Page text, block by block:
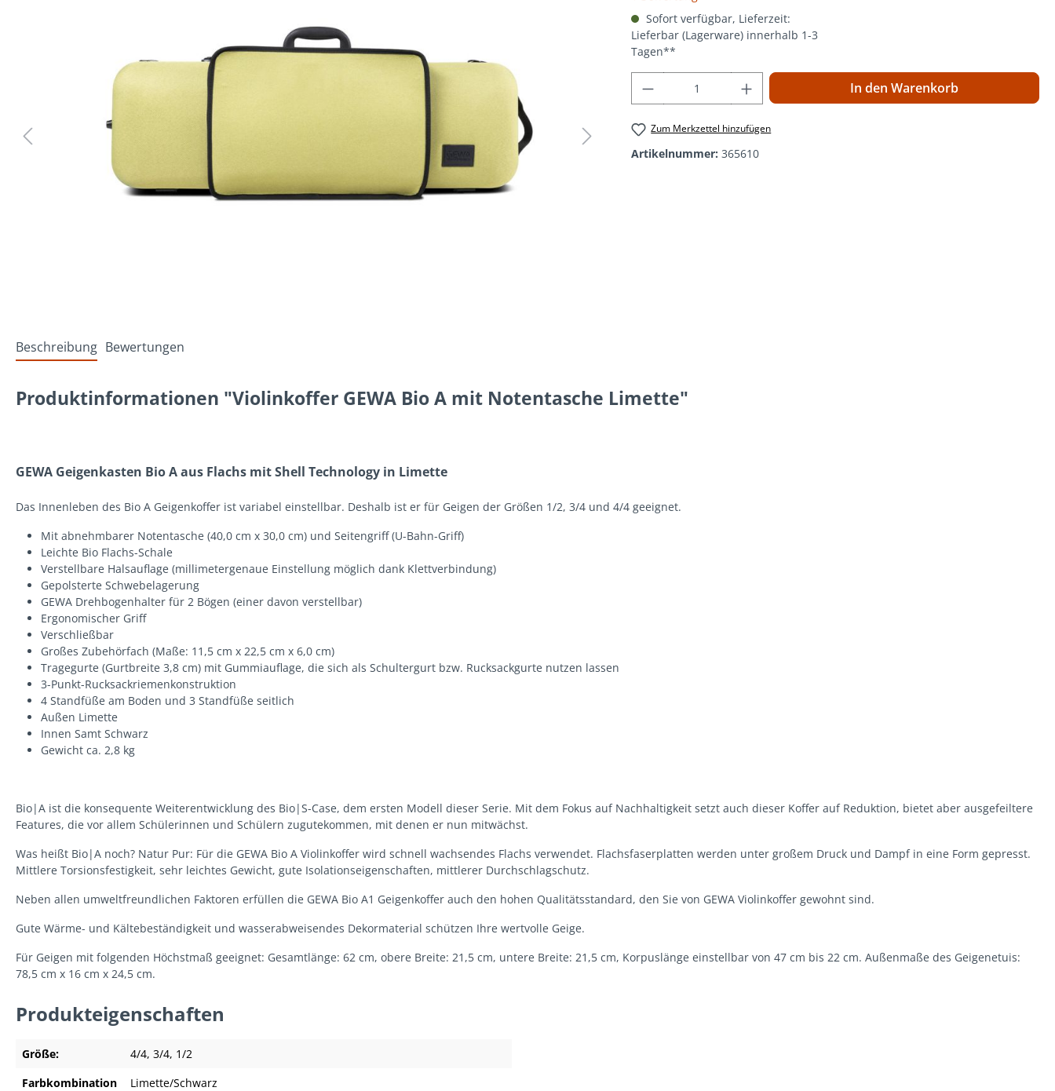
Sofort verfügbar, Lieferzeit:
Lieferbar (Lagerware) innerhalb 1-3
Tagen**
Produkt Anzahl: Gib den gewünschten Wert
In den Warenkorb
Zum Merkzettel hinzufügen
Artikelnummer: 365610
Beschreibung Bewertungen
Produktinformationen "Violinkoffer GEWA Bio A mit Notentasche Limette"
GEWA Geigenkasten Bio A aus Flachs mit Shell Technology in Limette
Das Innenleben des Bio A Geigenkoffer ist variabel einstellbar. Deshalb ist er für Geigen der Größen 1/2, 3/4 und 4/4 geeignet.
Mit abnehmbarer Notentasche (40,0 cm x 30,0 cm) und Seitengriff (U-Bahn-Griff)
Leichte Bio Flachs-Schale
Verstellbare Halsauflage (millimetergenaue Einstellung möglich dank Klettverbindung)
Gepolsterte Schwebelagerung
GEWA Drehbogenhalter für 2 Bögen (einer davon verstellbar)
Ergonomischer Griff
Verschließbar
Großes Zubehörfach (Maße: 11,5 cm x 22,5 cm x 6,0 cm)
Tragegurte (Gurtbreite 3,8 cm) mit Gummiauflage, die sich als Schultergurt bzw. Rucksackgurte nutzen lassen
3-Punkt-Rucksackriemenkonstruktion
4 Standfüße am Boden und 3 Standfüße seitlich
Außen Limette
Innen Samt Schwarz
Gewicht ca. 2,8 kg
Bio|A ist die konsequente Weiterentwicklung des Bio|S-Case, dem ersten Modell dieser Serie. Mit dem Fokus auf Nachhaltigkeit setzt auch dieser Koffer auf Reduktion, bietet aber ausgefeiltere
Features, die vor allem Schülerinnen und Schülern zugutekommen, mit denen er nun mitwächst.
Was heißt Bio|A noch? Natur Pur: Für die GEWA Bio A Violinkoffer wird schnell wachsendes Flachs verwendet. Flachsfaserplatten werden unter großem Druck und Dampf in eine Form gepresst.
Mittlere Torsionsfestigkeit, sehr leichtes Gewicht, gute Isolationseigenschaften, mittlerer Durchschlagschutz.
Neben allen umweltfreundlichen Faktoren erfüllen die GEWA Bio A1 Geigenkoffer auch den hohen Qualitätsstandard, den Sie von GEWA Violinkoffer gewohnt sind.
Gute Wärme- und Kältebeständigkeit und wasserabweisendes Dekormaterial schützen Ihre wertvolle Geige.
Für Geigen mit folgenden Höchstmaß geeignet: Gesamtlänge: 62 cm, obere Breite: 21,5 cm, untere Breite: 21,5 cm, Korpuslänge einstellbar von 47 cm bis 22 cm. Außenmaße des Geigenetuis:
78,5 cm x 16 cm x 24,5 cm.
Produkteigenschaften
Größe: 4/4, 3/4, 1/2
Farbkombination
Limette/Schwarz